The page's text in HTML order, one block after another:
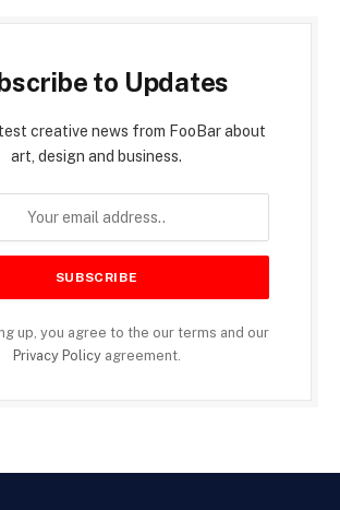
to Updates
creative news from FooBar about
art, design and business.
up, you agree to the our terms and our
Privacy Policyagreement.